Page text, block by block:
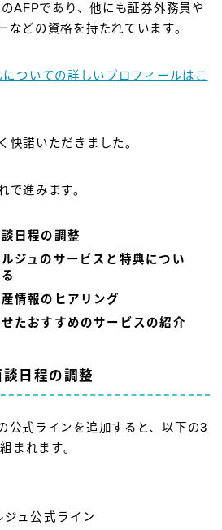
AFPであり、他にも証券外務員や
などの資格を持たれています。
についての詳しいプロフィールはこ
快諾いただきました。
で進みます。
日程の調整
ジュのサービスと特典につい
情報のヒアリング
たおすすめのサービスの紹介
日程の調整
公式ラインを追加すると、以下の3
まれます。
ュ公式ライン